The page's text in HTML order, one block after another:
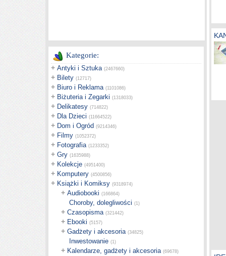
Kategorie:
+ Antyki i Sztuka (2467660)
+ Bilety (12717)
+ Biuro i Reklama (1101086)
+ Biżuteria i Zegarki (1318033)
+ Delikatesy (714822)
+ Dla Dzieci (11664522)
+ Dom i Ogród (9214346)
+ Filmy (1052372)
+ Fotografia (1233352)
+ Gry (1635988)
+ Kolekcje (4951400)
+ Komputery (4500856)
+ Książki i Komiksy (9318974)
+ Audiobooki (166864)
Choroby, dolegliwości (1)
+ Czasopisma (321442)
+ Ebooki (5157)
+ Gadżety i akcesoria (34825)
Inwestowanie (1)
+ Kalendarze, gadżety i akcesoria (69678)